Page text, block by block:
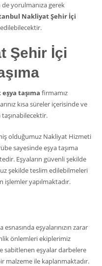
yorulmanıza gerek
Nakliyat Şehir İçi
Şehir İçi
taşıma firmamız
kısa süreler içerisinde ve
olduğumuz Nakliyat Hizmeti
sayesinde eşya taşıma
Eşyaların güvenli şekilde
şekilde teslim edilebilmeleri
yapılmaktadır.
eşyalarınızın zarar
önlemleri ekiplerimiz
sabitlenen eşyalar darbelere
malzeme ile kaplanmaktadır.